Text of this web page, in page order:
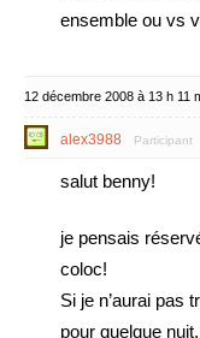
ensemble ou vs
12 décembre 2008 à 13 h 11
alex3988 Participant
salut benny!
je pensais
coloc!
Si je n’aurai pas
pour quelque